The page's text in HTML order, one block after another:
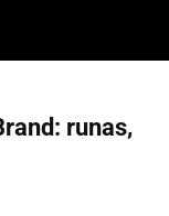
runas,